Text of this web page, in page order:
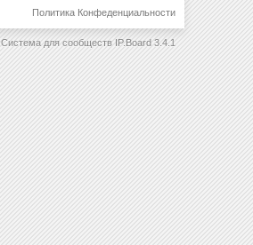
Политика Конфеденциальности
Система для сообществ IP.Board 3.4.1